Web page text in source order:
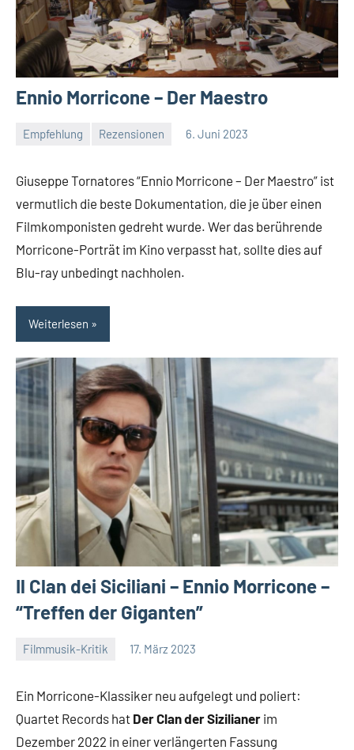
Ennio Morricone – Der Maestro
Empfehlung Rezensionen 6. Juni 2023
Keine
Giuseppe Tornatores “Ennio Morricone – Der Maestro” ist
vermutlich die beste Dokumentation, die je über einen
Filmkomponisten gedreht wurde. Wer das berührende
Morricone-Porträt im Kino verpasst hat, sollte dies auf
Blu-ray unbedingt nachholen.
Weiterlesen
Il Clan dei Siciliani – Ennio Morricone –
“Treffen der Giganten”
Filmmusik-Kritik 17. März 2023
Ein Morricone-Klassiker neu aufgelegt und poliert:
Quartet Records hat Der Clan der Sizilianer im
Dezember 2022 in einer verlängerten Fassung